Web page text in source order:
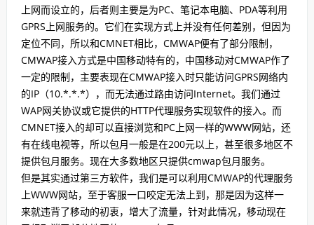
上网而设立的，后者则主要是为PC、笔记本电脑、PDA等利用
GPRS上网服务的。它们在实现方式上并没有任何差别，但因为
定位不同，所以和CMNET相比，CMWAP便有了部分限制，
CMWAP接入方式是中国移动特有的，中国移动对CMWAP作了
一定的限制，主要表现在CMWAP接入时只能访问GPRS网络内
的IP（10.*.*.*），而无法通过路由访问Internet。我们通过
WAP网关协议或它提供的HTTP代理服务实现软件的接入。而
CMNET接入的却可以直接浏览和PC上网一样的WWW网站，还
有在线电视等，所以包月一般是在200元以上，甚至很多地区不
提供包月服务。现在大多数地区只提供cmwap包月服务。
但是其实通过第三方软件，我们是可以利用CMWAP的代理服务
上WWW网站，至于客服一口咬定无法上到，那是因为这样一
来就违背了移动的初衷，增大了流量，针对此情况，移动现在